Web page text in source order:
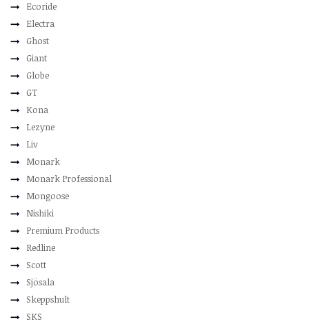
Ecoride
Electra
Ghost
Giant
Globe
GT
Kona
Lezyne
Liv
Monark
Monark Professional
Mongoose
Nishiki
Premium Products
Redline
Scott
Sjösala
Skeppshult
SKS